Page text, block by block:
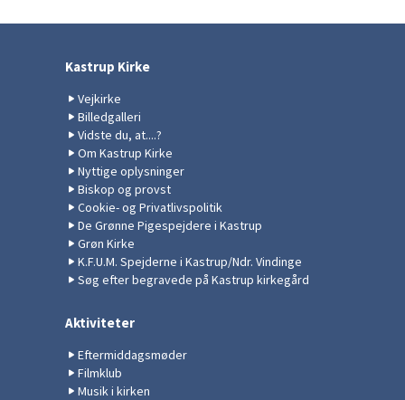
Kastrup Kirke
Vejkirke
Billedgalleri
Vidste du, at....?
Om Kastrup Kirke
Nyttige oplysninger
Biskop og provst
Cookie- og Privatlivspolitik
De Grønne Pigespejdere i Kastrup
Grøn Kirke
K.F.U.M. Spejderne i Kastrup/Ndr. Vindinge
Søg efter begravede på Kastrup kirkegård
Aktiviteter
Eftermiddagsmøder
Filmklub
Musik i kirken